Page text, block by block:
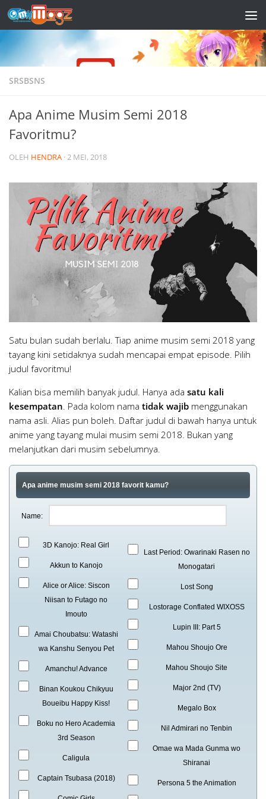
Skip to content
SRSBSNS
Apa Anime Musim Semi 2018
Favoritmu?
OLEH HENDRA ·2 MEI, 2018
Satu bulan sudah berlalu. Tiap anime musim semi 2018 yang
tayang kini setidaknya sudah mencapai empat episode. Pilih
judul favoritmu!
Kalian bisa memilih banyak judul. Hanya ada satu kali
kesempatan . Pada kolom nama tidak wajib menggunakan
nama asli. Alias pun boleh. Daftar judul di bawah hanya untuk
anime yang tayang mulai musim semi 2018. Bukan yang
melanjutkan dari musim sebelumnya.
Apa anime musim semi 2018 favorit kamu?
Name:
3D Kanojo: Real Girl
Akkun to Kanojo
Alice or Alice: Siscon
Niisan to Futago no
Imouto
Amai Choubatsu: Watashi
wa Kanshu Senyou Pet
Amanchu! Advance
Binan Koukou Chikyuu
Boueibu Happy Kiss!
Boku no Hero Academia
3rd Season
Caligula
Captain Tsubasa (2018)
Last Period: Owarinaki Rasen no
Monogatari
Lost Song
Lostorage Conflated WIXOSS
Lupin III: Part 5
Mahou Shoujo Ore
Mahou Shoujo Site
Major 2nd (TV)
Megalo Box
Nil Admirari no Tenbin
Omae wa Mada Gunma wo
Shiranai
Persona 5 the Animation